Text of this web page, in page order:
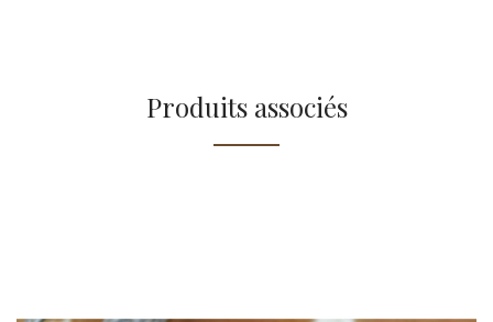
Produits associés